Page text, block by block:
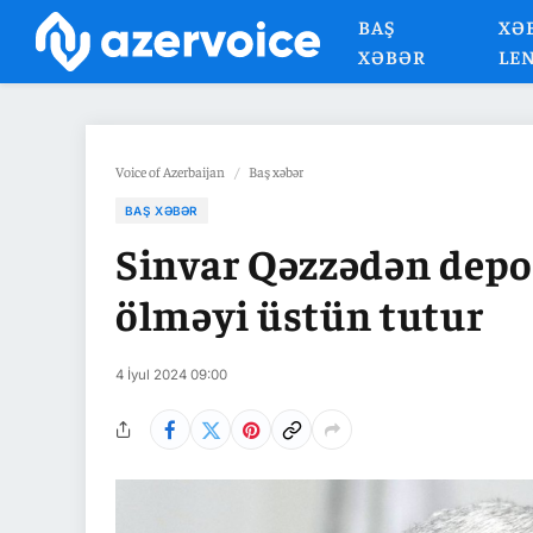
BAŞ
XƏBƏR
Voice of Azerbaijan / Baş xəbər
BAŞ XƏBƏR
Sinvar Qəzzədən
ölməyi üstün tutur
4 İyul 2024 09:00